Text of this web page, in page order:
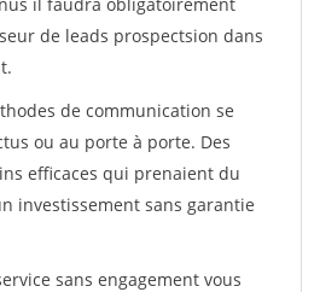
de leads prospectsion dans
de communication se
ou au porte à porte. Des
efficaces qui prenaient du
investissement sans garantie
sans engagement vous